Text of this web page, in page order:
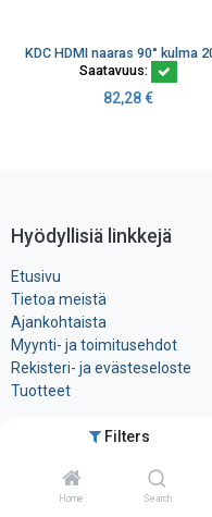
Filters
Home Search
Saatavuus:
82,28€
Hyödyllisiä linkkejä
Etusivu
Tietoa meistä
Ajankohtaista
Myynti- ja toimitusehdot
Rekisteri- ja ​evästeseloste
Tuotteet
Ota yhteyttä
Tele-Tukku Oy